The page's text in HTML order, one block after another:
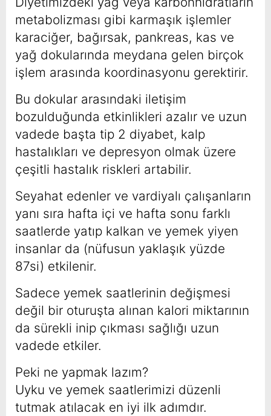
metabolizması gibi karmaşık işlemler
karaciğer, bağırsak, pankreas, kas ve
yağ dokularında meydana gelen birçok
işlem arasında koordinasyonu gerektirir.
Bu dokular arasındaki iletişim
bozulduğunda etkinlikleri azalır ve uzun
vadede başta tip 2 diyabet, kalp
hastalıkları ve depresyon olmak üzere
çeşitli hastalık riskleri artabilir.
Seyahat edenler ve vardiyalı çalışanların
yanı sıra hafta içi ve hafta sonu farklı
saatlerde yatıp kalkan ve yemek yiyen
insanlar da (nüfusun yaklaşık yüzde
87si) etkilenir.
Sadece yemek saatlerinin değişmesi
değil bir oturuşta alınan kalori miktarının
da sürekli inip çıkması sağlığı uzun
vadede etkiler.
Peki ne yapmak lazım?
Uyku ve yemek saatlerimizi düzenli
tutmak atılacak en iyi ilk adımdır.